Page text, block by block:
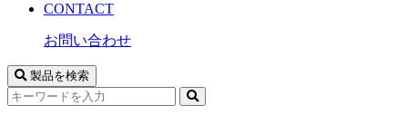
CONTACT
お問い合わせ
製品を検索
サ